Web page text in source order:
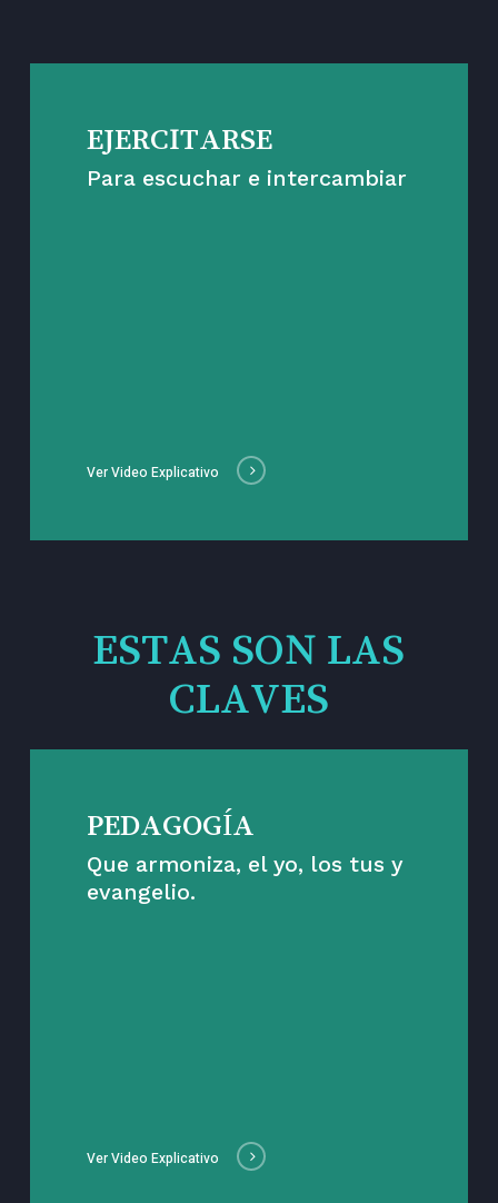
EJERCITARSE
Para escuchar e intercambiar
Ver Video Explicativo
ESTAS SON LAS
CLAVES
PEDAGOGÍA
Que armoniza, el yo, los tus y
evangelio.
Ver Video Explicativo